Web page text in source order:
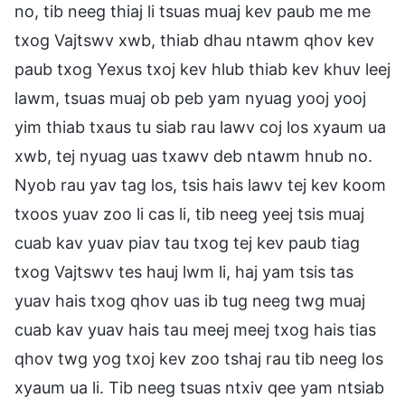
no, tib neeg thiaj li tsuas muaj kev paub me me
txog Vajtswv xwb, thiab dhau ntawm qhov kev
paub txog Yexus txoj kev hlub thiab kev khuv leej
lawm, tsuas muaj ob peb yam nyuag yooj yooj
yim thiab txaus tu siab rau lawv coj los xyaum ua
xwb, tej nyuag uas txawv deb ntawm hnub no.
Nyob rau yav tag los, tsis hais lawv tej kev koom
txoos yuav zoo li cas li, tib neeg yeej tsis muaj
cuab kav yuav piav tau txog tej kev paub tiag
txog Vajtswv tes hauj lwm li, haj yam tsis tas
yuav hais txog qhov uas ib tug neeg twg muaj
cuab kav yuav hais tau meej meej txog hais tias
qhov twg yog txoj kev zoo tshaj rau tib neeg los
xyaum ua li. Tib neeg tsuas ntxiv qee yam ntsiab